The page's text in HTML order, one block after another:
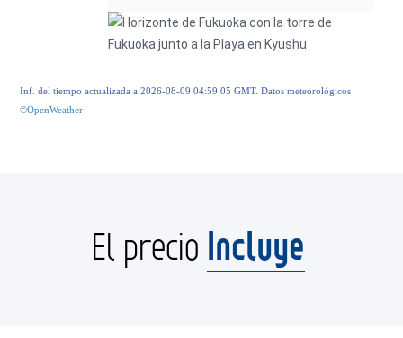
Inf. del tiempo actualizada a 2026-08-09 04:59:05 GMT. Datos meteorológicos
©OpenWeather
El precio Incluye